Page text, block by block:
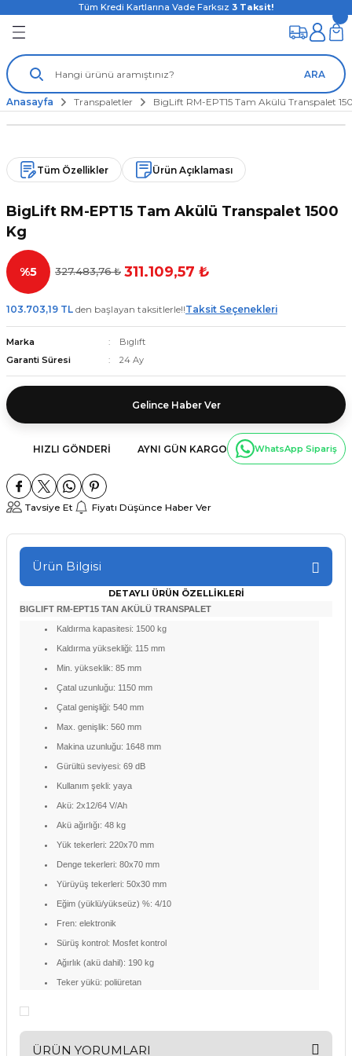
Tüm Kredi Kartlarına Vade Farksız 3 Taksit!
ARA
Anasayfa Transpaletler BigLift RM-EPT15 Tam Akülü Transpalet
Tüm Özellikler Ürün Açıklaması
BigLift RM-EPT15 Tam Akülü Transpalet 1500
Kg
%5 327.483,76 ₺ 311.109,57 ₺
103.703,19 TL den başlayan taksitlerle!!Taksit Seçenekleri
Marka
Bıglıft
Garanti Süresi
24 Ay
Gelince Haber Ver
HIZLI GÖNDERI AYNI GÜN KARGO WhatsApp Sipariş
Tavsiye Et Fiyatı Düşünce Haber Ver
Ürün Bilgisi
DETAYLI ÜRÜN ÖZELLİKLERİ
BIGLIFT RM-EPT15 TAN AKÜLÜ TRANSPALET
Kaldırma kapasitesi: 1500 kg
Kaldırma yüksekliği: 115 mm
Min. yükseklik: 85 mm
Çatal uzunluğu: 1150 mm
Çatal genişliği: 540 mm
Max. genişlik: 560 mm
Makina uzunluğu: 1648 mm
Gürültü seviyesi: 69 dB
Kullanım şekli: yaya
Akü: 2x12/64 V/Ah
Akü ağırlığı: 48 kg
Yük tekerleri: 220x70 mm
Denge tekerleri: 80x70 mm
Yürüyüş tekerleri: 50x30 mm
Eğim (yüklü/yükseüz) %: 4/10
Fren: elektronik
Sürüş kontrol: Mosfet kontrol
Ağırlık (akü dahil): 190 kg
Teker yükü: poliüretan
ÜRÜN YORUMLARI